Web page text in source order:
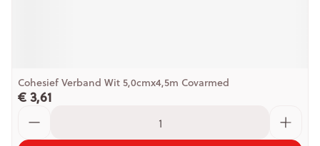
Cohesief Verband Wit 5,0cmx4,5m Covarmed
€ 3,61